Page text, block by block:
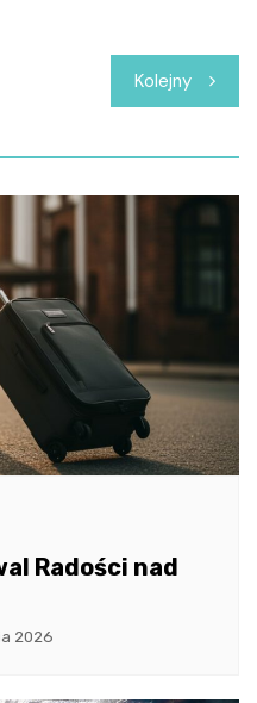
Kolejny
Radości nad
2026